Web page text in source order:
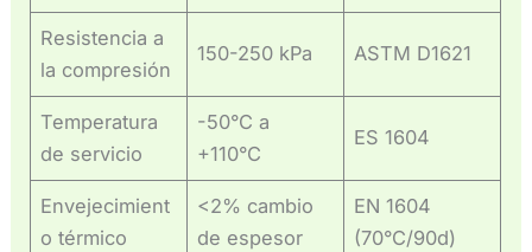
Resistencia a
la compresión
150-250 kPa ASTM D1621
Temperatura
de servicio
-50°C a
+110°C
ES 1604
Envejecimient
o térmico
<2% cambio
de espesor
EN 1604
(70°C/90d)